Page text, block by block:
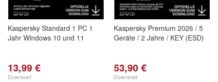
Kaspersky Standard 1 PC 1
Jahr Windows 10 und 11
13,99 €
Download
Kaspersky Premium 2026 / 5
Geräte / 2 Jahre / KEY (ESD)
53,90 €
Download